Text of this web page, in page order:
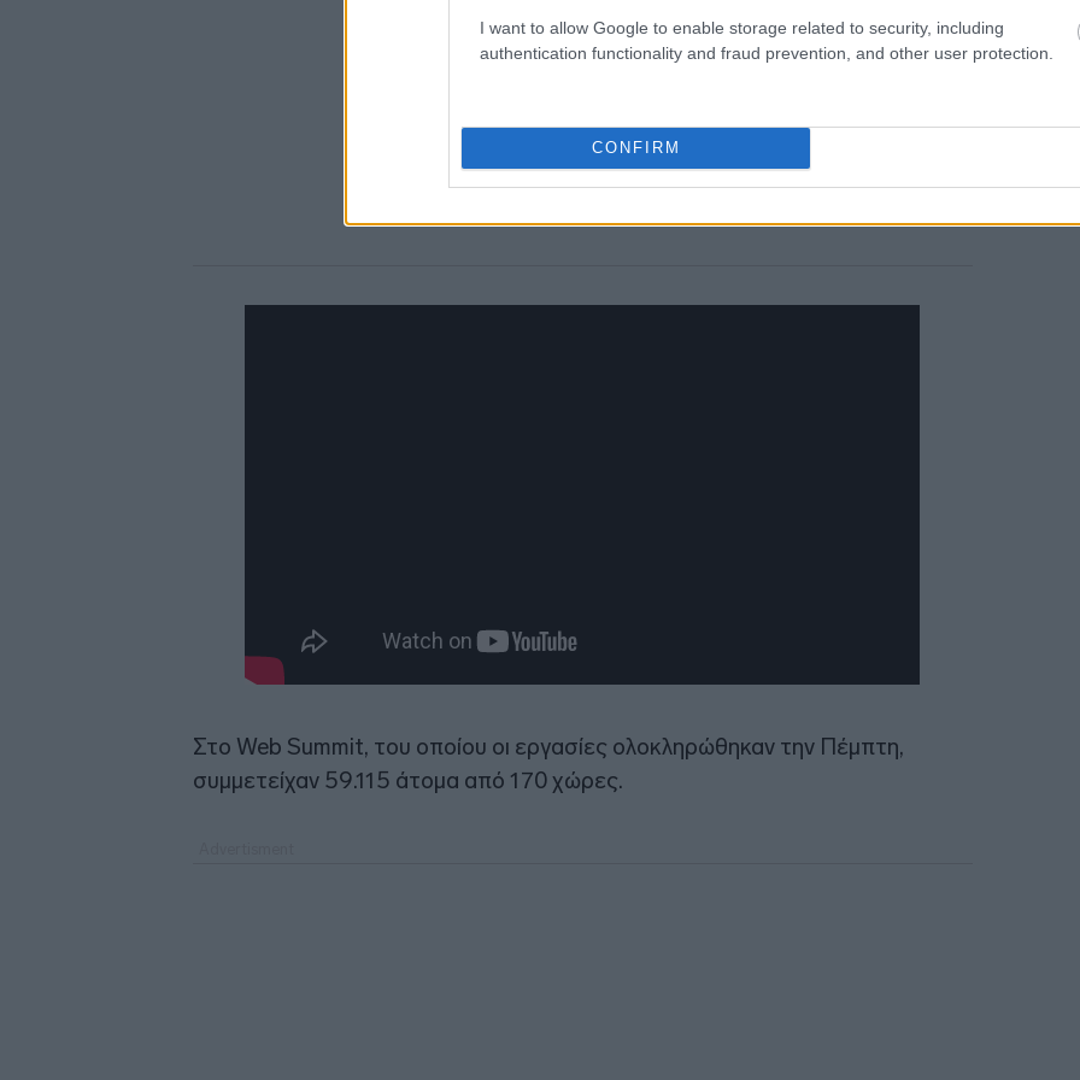
I want to allow Google to enable storage related to security, including
authentication functionality and fraud prevention, and other user protection.
CONFIRM
Στο Web Summit, του οποίου οι εργασίες ολοκληρώθηκαν την Πέμπτη,
συμμετείχαν 59.115 άτομα από 170 χώρες.
20:53